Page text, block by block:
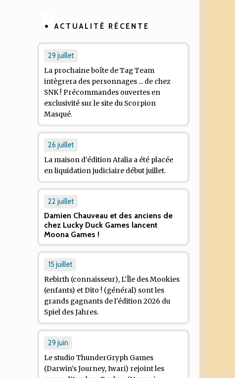
ACTUALITÉ RÉCENTE
29 juillet
La prochaine boîte deTag Team
intègrera des personnages ... de chez
SNK ! Précommandes ouvertes en
exclusivité sur le site du Scorpion
Masqué.
26 juillet
La maison d'édition Atalia a été placée
en liquidation judiciaire début juillet.
22 juillet
Damien Chauveau et des anciens de
chez Lucky Duck Games lancent
Moona Games !
15 juillet
Rebirth (connaisseur), L'Île des Mookies
(enfants) etDito ! (général) sont les
grands gagnants de l'édition 2026 du
Spiel des Jahres.
29 juin
Le studio ThunderGryph Games
(Darwin's Journey,Iwari) rejoint les